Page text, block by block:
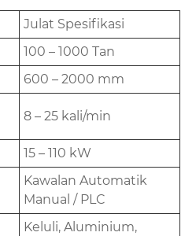
Julat Spesifikasi
100 – 1000 Tan
600 – 2000 mm
8 – 25 kali/min
15 – 110 kW
Kawalan Automatik
Manual / PLC
Keluli, Aluminium,